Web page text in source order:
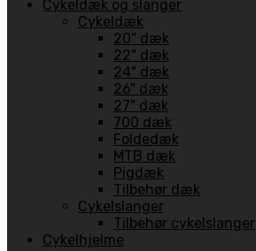
Cykeldæk og slanger
Cykeldæk
20" dæk
22" dæk
24" dæk
26" dæk
27" dæk
700 dæk
Foldedæk
MTB dæk
Pigdæk
Tilbehør dæk
Cykelslanger
Tilbehør cykelslanger
Cykelhjelme